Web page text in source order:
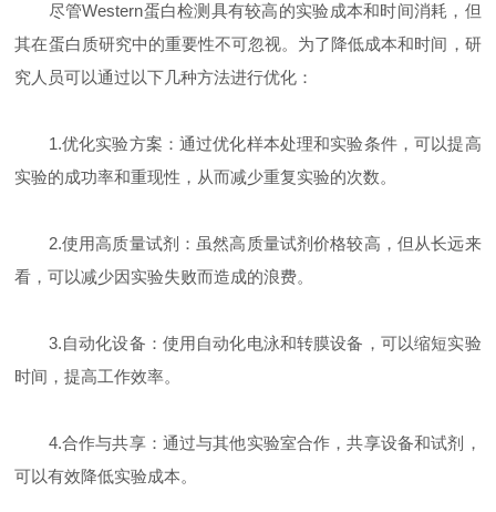
尽管Western蛋白检测具有较高的实验成本和时间消耗，但
其在蛋白质研究中的重要性不可忽视。为了降低成本和时间，研
究人员可以通过以下几种方法进行优化：
1.优化实验方案：通过优化样本处理和实验条件，可以提高
实验的成功率和重现性，从而减少重复实验的次数。
2.使用高质量试剂：虽然高质量试剂价格较高，但从长远来
看，可以减少因实验失败而造成的浪费。
3.自动化设备：使用自动化电泳和转膜设备，可以缩短实验
时间，提高工作效率。
4.合作与共享：通过与其他实验室合作，共享设备和试剂，
可以有效降低实验成本。